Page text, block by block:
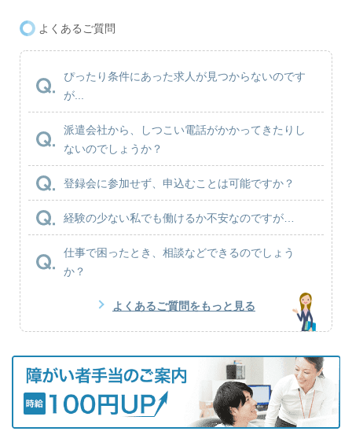
よくあるご質問
ぴったり条件にあった求人が見つからないのです
が...
派遣会社から、しつこい電話がかかってきたりし
ないのでしょうか？
登録会に参加せず、申込むことは可能ですか？
経験の少ない私でも働けるか不安なのですが…
仕事で困ったとき、相談などできるのでしょう
か？
よくあるご質問をもっと見る